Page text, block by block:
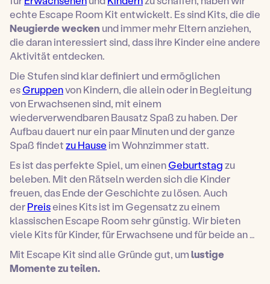
echte Escape Room Kit entwickelt. Es sind Kits, die die
Neugierde wecken und immer mehr Eltern anziehen,
die daran interessiert sind, dass ihre Kinder eine andere
Aktivität entdecken.
Die Stufen sind klar definiert und ermöglichen
esGruppenvon Kindern, die allein oder in Begleitung
von Erwachsenen sind, mit einem
wiederverwendbaren Bausatz Spaß zu haben. Der
Aufbau dauert nur ein paar Minuten und der ganze
Spaß findetzu Hauseim Wohnzimmer statt.
Es ist das perfekte Spiel, um einenGeburtstagzu
beleben. Mit den Rätseln werden sich die Kinder
freuen, das Ende der Geschichte zu lösen. Auch
derPreiseines Kits ist im Gegensatz zu einem
klassischen Escape Room sehr günstig. Wir bieten
viele Kits für Kinder, für Erwachsene und für beide an …
Mit Escape Kit sind alle Gründe gut, umlustige
Momente zu teilen.